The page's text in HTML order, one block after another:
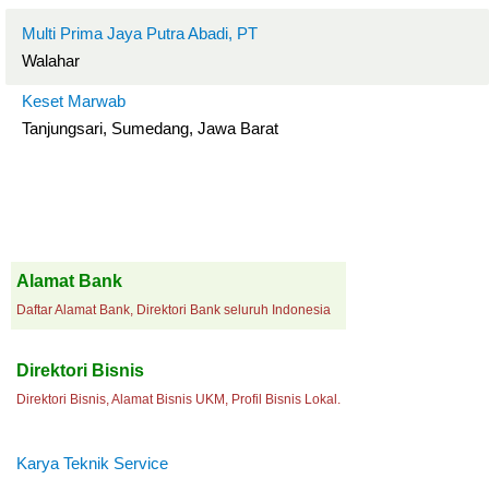
Multi Prima Jaya Putra Abadi, PT
Walahar
Keset Marwab
Tanjungsari, Sumedang, Jawa Barat
Alamat Bank
Daftar Alamat Bank, Direktori Bank seluruh Indonesia
Direktori Bisnis
Direktori Bisnis, Alamat Bisnis UKM, Profil Bisnis Lokal.
Karya Teknik Service